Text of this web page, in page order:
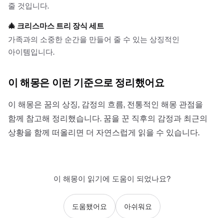
줄 것입니다.
🎄 크리스마스 트리 장식 세트
가족과의 소중한 순간을 만들어 줄 수 있는 상징적인
아이템입니다.
이 해몽은 이런 기준으로 정리했어요
이 해몽은 꿈의 상징, 감정의 흐름, 전통적인 해몽 관점을
함께 참고해 정리했습니다. 꿈을 꾼 직후의 감정과 최근의
상황을 함께 떠올리면 더 자연스럽게 읽을 수 있습니다.
이 해몽이 읽기에 도움이 되었나요?
도움됐어요 아쉬워요